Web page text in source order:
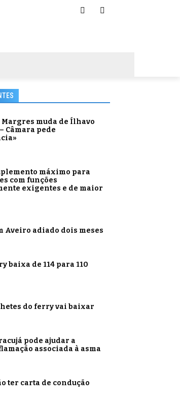
Margres muda de Ílhavo
Câmara pede
máximo para
com funções
exigentes e de maior
Aveiro adiado dois meses
baixa de 114 para 110
do ferry vai baixar
pode ajudar a
associada à asma
ter carta de condução